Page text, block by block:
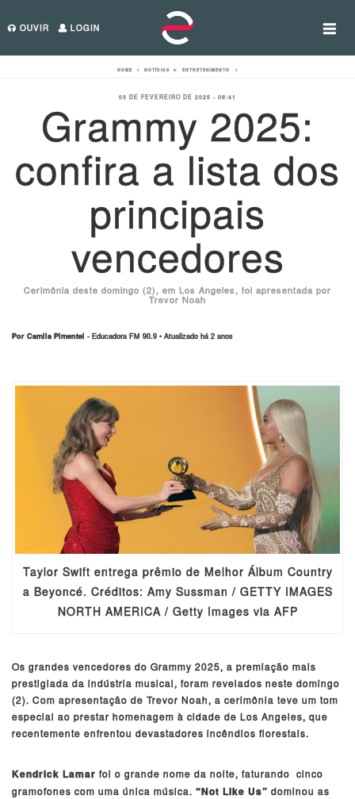
OUVIR LOGIN
HOME > NOTÍCIAS > ENTRETENIMENTO >
03 DE FEVEREIRO DE 2025 - 08:41
Grammy 2025:
confira a lista dos
principais
vencedores
Cerimônia deste domingo (2), em Los Angeles, foi apresentada por
Trevor Noah
Por Camila Pimentel - Educadora FM 90.9 • Atualizado há 2 anos
Taylor Swift entrega prêmio de Melhor Álbum Country
a Beyoncé. Créditos: Amy Sussman / GETTY IMAGES
NORTH AMERICA / Getty Images via AFP
Os grandes vencedores do Grammy 2025, a premiação mais
prestigiada da indústria musical, foram revelados neste domingo
(2). Com apresentação de Trevor Noah, a cerimônia teve um tom
especial ao prestar homenagem à cidade de Los Angeles, que
recentemente enfrentou devastadores incêndios florestais.
Kendrick Lamar foi o grande nome da noite, faturando cinco
gramofones com uma única música. “Not Like Us” dominou as